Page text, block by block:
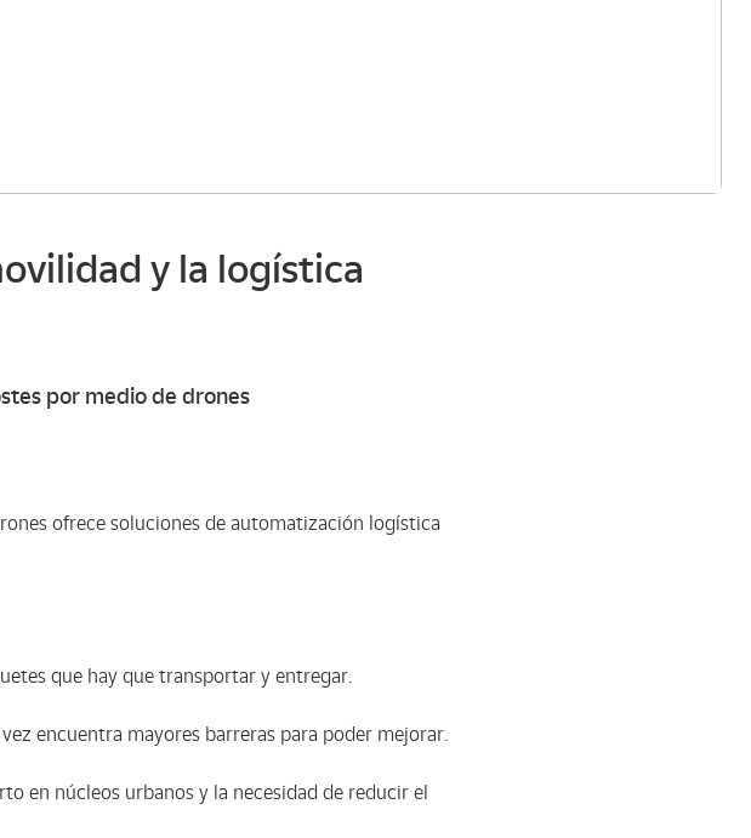
y la logística
por medio de drones
ofrece soluciones de automatización logística
que hay que transportar y entregar.
encuentra mayores barreras para poder mejorar.
en núcleos urbanos y la necesidad de reducir el